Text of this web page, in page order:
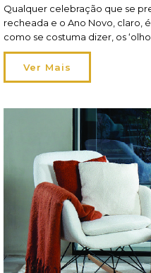
Qualquer celebração que se
recheada e o Ano Novo, claro,
como se costuma dizer, os
só o aspeto da refeição conta
mesma é apresentada. A
Ver Mais